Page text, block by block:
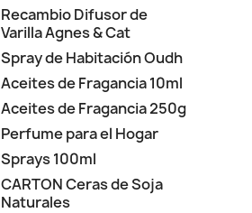
Recambio Difusor de
Varilla Agnes & Cat
Spray de Habitación Oudh
Aceites de Fragancia 10ml
Aceites de Fragancia 250g
Perfume para el Hogar
Sprays 100ml
CARTON Ceras de Soja
Naturales